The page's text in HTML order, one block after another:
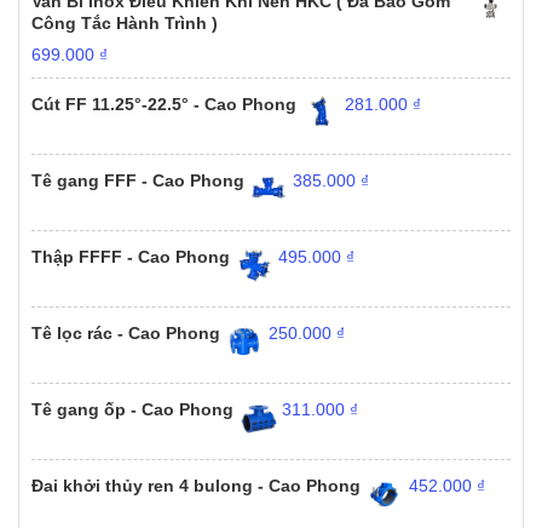
Công Tắc Hành Trình )
699.000 ₫
Cút FF 11.25°-22.5° - Cao Phong 281.000 ₫
Tê gang FFF - Cao Phong 385.000 ₫
Thập FFFF - Cao Phong 495.000 ₫
Tê lọc rác - Cao Phong 250.000 ₫
Tê gang ốp - Cao Phong 311.000 ₫
Đai khởi thủy ren 4 bulong - Cao Phong 452.000 ₫